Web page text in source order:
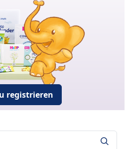
registrieren